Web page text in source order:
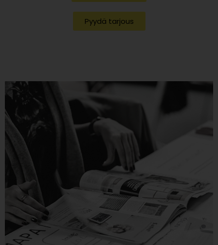
Pyydä tarjous